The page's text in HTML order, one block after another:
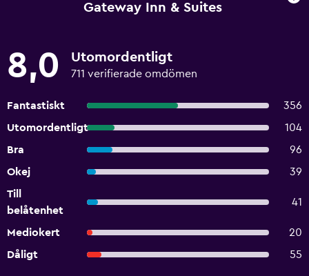
Gateway Inn & Suites
8,0 Utomordentligt
711 verifierade omdömen
Fantastiskt
356
Utomordentligt
104
Bra
96
Okej
39
Till
belåtenhet
41
Mediokert
20
Dåligt
55